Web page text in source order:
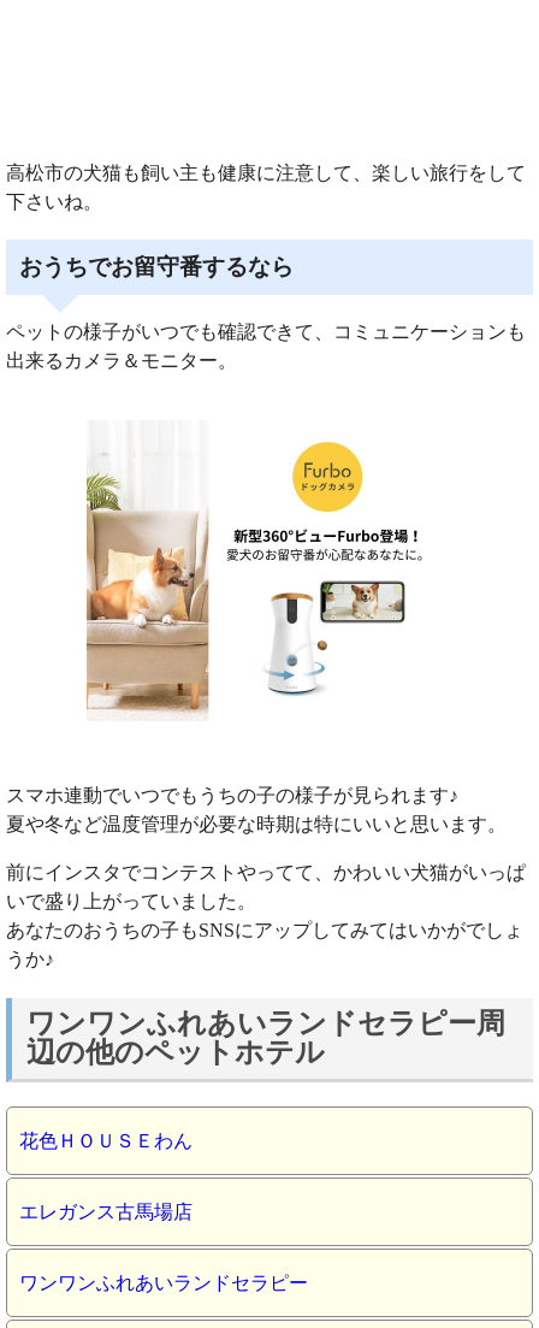
高松市の犬猫も飼い主も健康に注意して、楽しい旅行をして
下さいね。
おうちでお留守番するなら
ペットの様子がいつでも確認できて、コミュニケーションも
出来るカメラ＆モニター。
スマホ連動でいつでもうちの子の様子が見られます♪
夏や冬など温度管理が必要な時期は特にいいと思います。
前にインスタでコンテストやってて、かわいい犬猫がいっぱ
いで盛り上がっていました。
あなたのおうちの子もSNSにアップしてみてはいかがでしょ
うか♪
ワンワンふれあいランドセラピー周
辺の他のペットホテル
花色ＨＯＵＳＥわん
エレガンス古馬場店
ワンワンふれあいランドセラピー